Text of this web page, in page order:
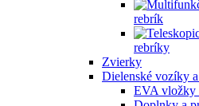
rebrík
rebríky
Zvierky
Dielenské vozíky
EVA vložky